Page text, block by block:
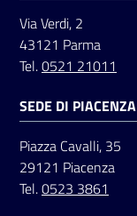
Via Verdi, 2
43121 Parma
Tel.0521 21011
SEDE DI PIACENZA
Piazza Cavalli, 35
29121 Piacenza
Tel.0523 3861